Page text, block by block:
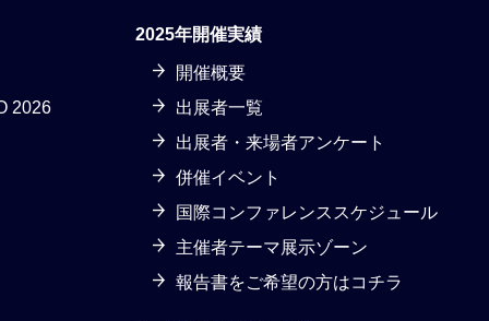
2026
2025年開催実績
開催概要
出展者一覧
出展者・来場者アンケート
併催イベント
国際コンファレンススケジュール
主催者テーマ展示ゾーン
報告書をご希望の方はコチラ